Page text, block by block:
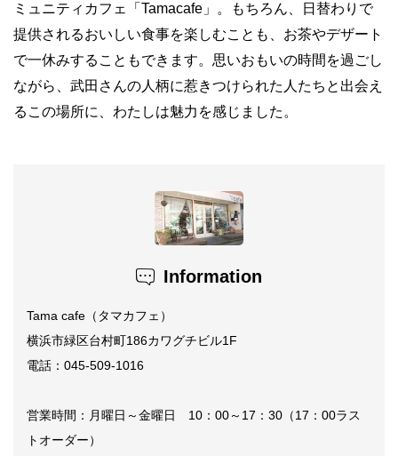
ミュニティカフェ「Tamacafe」。もちろん、日替わりで
提供されるおいしい食事を楽しむことも、お茶やデザート
で一休みすることもできます。思いおもいの時間を過ごし
ながら、武田さんの人柄に惹きつけられた人たちと出会え
るこの場所に、わたしは魅力を感じました。
Information
Tama cafe（タマカフェ）
横浜市緑区台村町186カワグチビル1F
電話：045-509-1016
営業時間：月曜日～金曜日 10：00～17：30（17：00ラス
トオーダー）